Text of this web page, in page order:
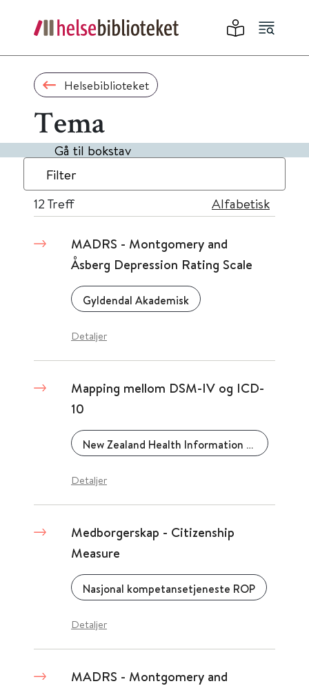
Helsebiblioteket
Tema
Gå til bokstav
Filter
12 Treff Alfabetisk
MADRS - Montgomery and
Åsberg Depression Rating Scale
Gyldendal Akademisk
Detaljer
Mapping mellom DSM-IV og ICD-
10
New Zealand Health Information Service
Detaljer
Medborgerskap - Citizenship
Measure
Nasjonal kompetansetjeneste ROP
Detaljer
MADRS - Montgomery and